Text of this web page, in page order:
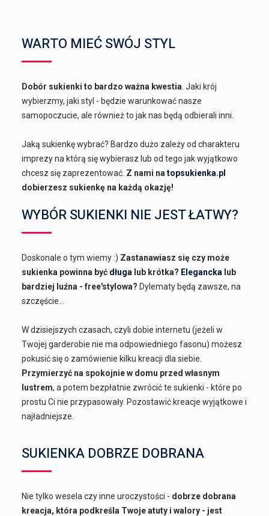
WARTO MIEĆ SWÓJ STYL
Dobór sukienki to bardzo ważna kwestia . Jaki krój
wybierzmy, jaki styl - będzie warunkować nasze
samopoczucie, ale również to jak nas będą odbierali inni.
Jaką sukienkę wybrać? Bardzo dużo zależy od charakteru
imprezy na którą się wybierasz lub od tego jak wyjątkowo
chcesz się zaprezentować. Z nami natopsukienka.pl
dobierzesz sukienkę na każdą okazję!
WYBÓR SUKIENKI NIE JEST ŁATWY?
Doskonale o tym wiemy :) Zastanawiasz się czy może
sukienka powinna być długa lub krótka? Elegancka lub
bardziej luźna - free'stylowa? Dylematy będą zawsze, na
szczęście...
W dzisiejszych czasach, czyli dobie internetu (jeżeli w
Twojej garderobie nie ma odpowiedniego fasonu) możesz
pokusić się o zamówienie kilku kreacji dla siebie.
Przymierzyć na spokojnie w domu przed własnym
lustrem, a potem bezpłatnie zwrócić te sukienki - które po
prostu Ci nie przypasowały. Pozostawić kreacje wyjątkowe i
najładniejsze.
SUKIENKA DOBRZE DOBRANA
Nie tylko wesela czy inne uroczystości - dobrze dobrana
kreacja, która podkreśla Twoje atuty i walory - jest